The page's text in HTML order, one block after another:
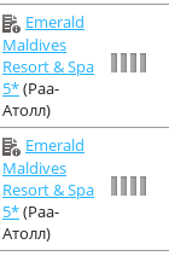
Emerald
Maldives
Resort & Spa
5*(Раа-
Атолл)
Emerald
Maldives
Resort & Spa
5*(Раа-
Атолл)